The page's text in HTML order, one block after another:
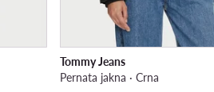
Tommy Jeans
Pernata jakna · Crna